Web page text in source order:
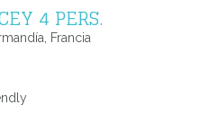
4 PERS.
Francia